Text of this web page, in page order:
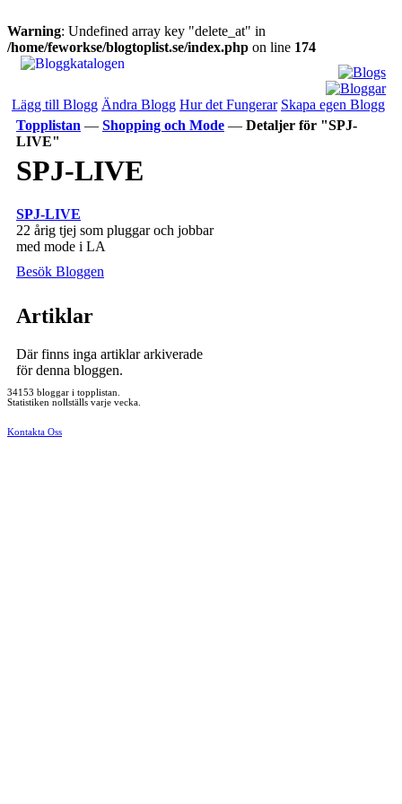
Warning: Undefined array key "delete_at" in
/home/feworkse/blogtoplist.se/index.php on line 174
Lägg till Blogg Ändra Blogg Hur det Fungerar Skapa egen Blogg
Topplistan — Shopping och Mode — Detaljer för "SPJ-
LIVE"
SPJ-LIVE
SPJ-LIVE
22 årig tjej som pluggar och jobbar
med mode i LA
Besök Bloggen
Artiklar
Där finns inga artiklar arkiverade
för denna bloggen.
34153 bloggar i topplistan.
Statistiken nollställs varje vecka.
Kontakta Oss